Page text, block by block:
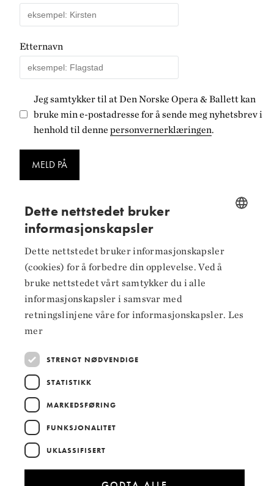
Etternavn
Jeg samtykker til at Den Norske Opera & Ballett kan
bruke min e-postadresse for å sende meg nyhetsbrev i
henhold til denne personvernerklæringen.
MELD PÅ
Følg oss på
Facebook
Instagram
LinkedIn
Hoved­samarbeidspartnere
ENGLISH
Dette nettstedet bruker
informasjonskapsler
Dette nettstedet bruker informasjonskapsler
(cookies) for å forbedre din opplevelse. Ved å
bruke nettstedet vårt samtykker du i alle
informasjonskapsler i samsvar med
retningslinjene våre for informasjonskapsler. Les
mer
STRENGT NØDVENDIGE
STATISTIKK
MARKEDSFØRING
FUNKSJONALITET
UKLASSIFISERT